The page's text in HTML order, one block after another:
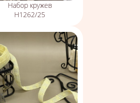
Набор кружев
Н1262/25